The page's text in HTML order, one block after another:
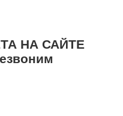
НА САЙТЕ